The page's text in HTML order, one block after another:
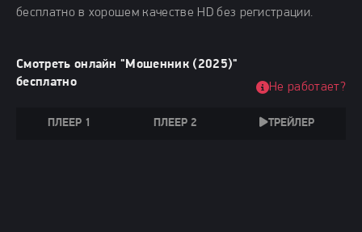
бесплатно в хорошем качестве HD без регистрации.
Смотреть онлайн "Мошенник (2025)"
бесплатно
ПЛЕЕР 1 ПЛЕЕР 2 ТРЕЙЛЕР
Не работает?